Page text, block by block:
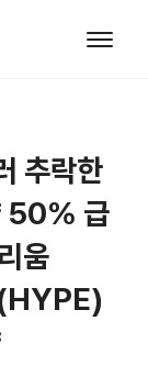
추락한
50% 급
움